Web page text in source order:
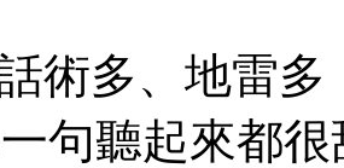
術多、地雷
句聽起來都